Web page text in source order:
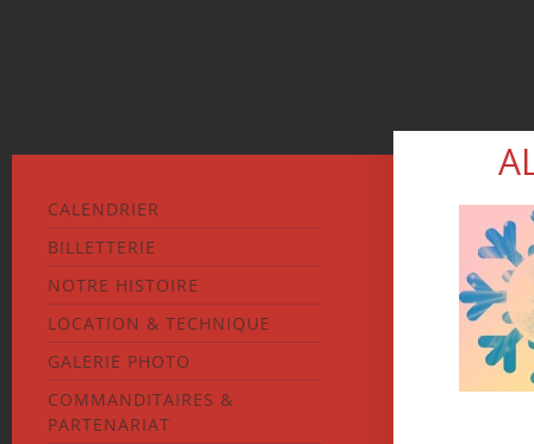
CALENDRIER
BILLETTERIE
NOTRE HISTOIRE
LOCATION & TECHNIQUE
GALERIE PHOTO
COMMANDITAIRES &
PARTENARIAT